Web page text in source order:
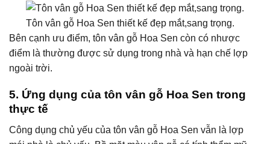
Tôn vân gỗ Hoa Sen thiết kế đẹp mắt,sang trọng.
Bên cạnh ưu điểm, tôn vân gỗ Hoa Sen còn có nhược
điểm là thường được sử dụng trong nhà và hạn chế lợp
ngoài trời.
5. Ứng dụng của tôn vân gỗ Hoa Sen trong
thực tế
Công dụng chủ yếu của tôn vân gỗ Hoa Sen vẫn là lợp